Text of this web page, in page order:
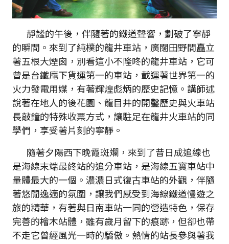
靜謐的午後，伴隨著的鐵道聲響，劃破了寧靜
的瞬間。來到了純樸的龍井車站，廣闊田野間矗立
著五根大煙囪，別看這小不隆咚的龍井車站，它可
曾是台鐵麾下貨運第一的車站，載運著世界第一的
火力發電用媒，有著輝煌彪炳的歷史記憶。講師述
說著在地人的後花園、龍目井的開鑿歷史與火車站
長敲鐘的特殊收票方式，讓駐足在龍井火車站的同
學們，享受著片刻的寧靜。
隨著夕陽西下晚霞斑斕，來到了昔日成追線也
是海線末端最終站的追分車站，是海線五寶車站中
量體最大的一個。濃濃日式復古車站的外觀，伴隨
著悠閒逸適的氛圍，讓我們感受到海線鐵道慢遊之
旅的精華，有著與日南車站一同的營造特色，保存
完善的檜木站體，雖有歲月留下的痕跡，但卻也帶
不走它曾經風光一時的驕傲。熱情的站長參與著我